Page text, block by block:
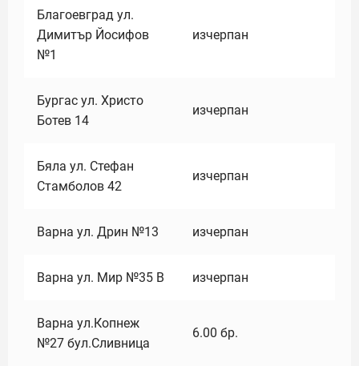
Благоевград ул.
Димитър Йосифов
№1
изчерпан
Бургас ул. Христо
Ботев 14
изчерпан
Бяла ул. Стефан
Стамболов 42
изчерпан
Варна ул. Дрин №13 изчерпан
Варна ул. Мир №35 В изчерпан
Варна ул.Копнеж
№27 бул.Сливница
6.00 бр.